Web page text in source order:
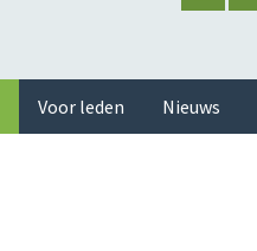
Voor leden Nieuws